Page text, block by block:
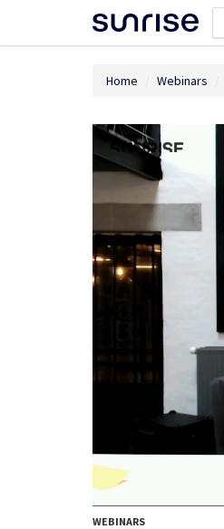
Home Webinars
WEBINARS